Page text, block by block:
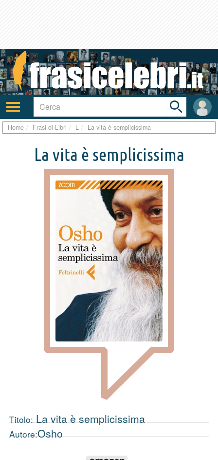
Attiva/disattiva
navigazione
User
area
Toggle
search
bar
Home Frasi di Libri L La vita è semplicissima
La vita è semplicissima
Titolo:La vita è semplicissima
Autore:Osho